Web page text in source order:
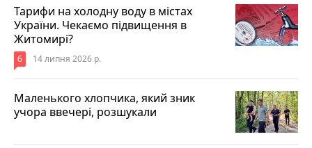
Тарифи на холодну воду в містах
України. Чекаємо підвищення в
Житомирі?
6 14 липня 2026 р.
Маленького хлопчика, який зник
учора ввечері, розшукали